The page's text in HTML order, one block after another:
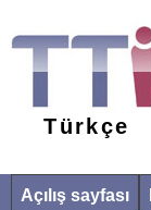
Türkçe
Açılış sayfası